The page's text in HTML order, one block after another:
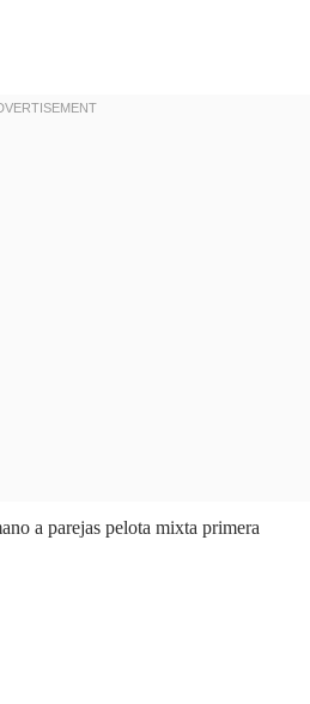
a parejas pelota mixta primera